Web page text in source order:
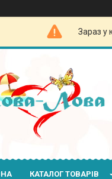
Зараз у
КАТАЛОГ ТОВАРІВ